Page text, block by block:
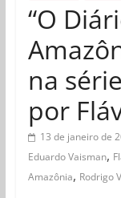
“O
na
por
13 de janeiro de
Eduardo Vaisman,
Amazônia, Rodrigo